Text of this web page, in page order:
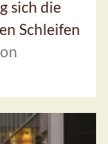
sich die
Schleifen